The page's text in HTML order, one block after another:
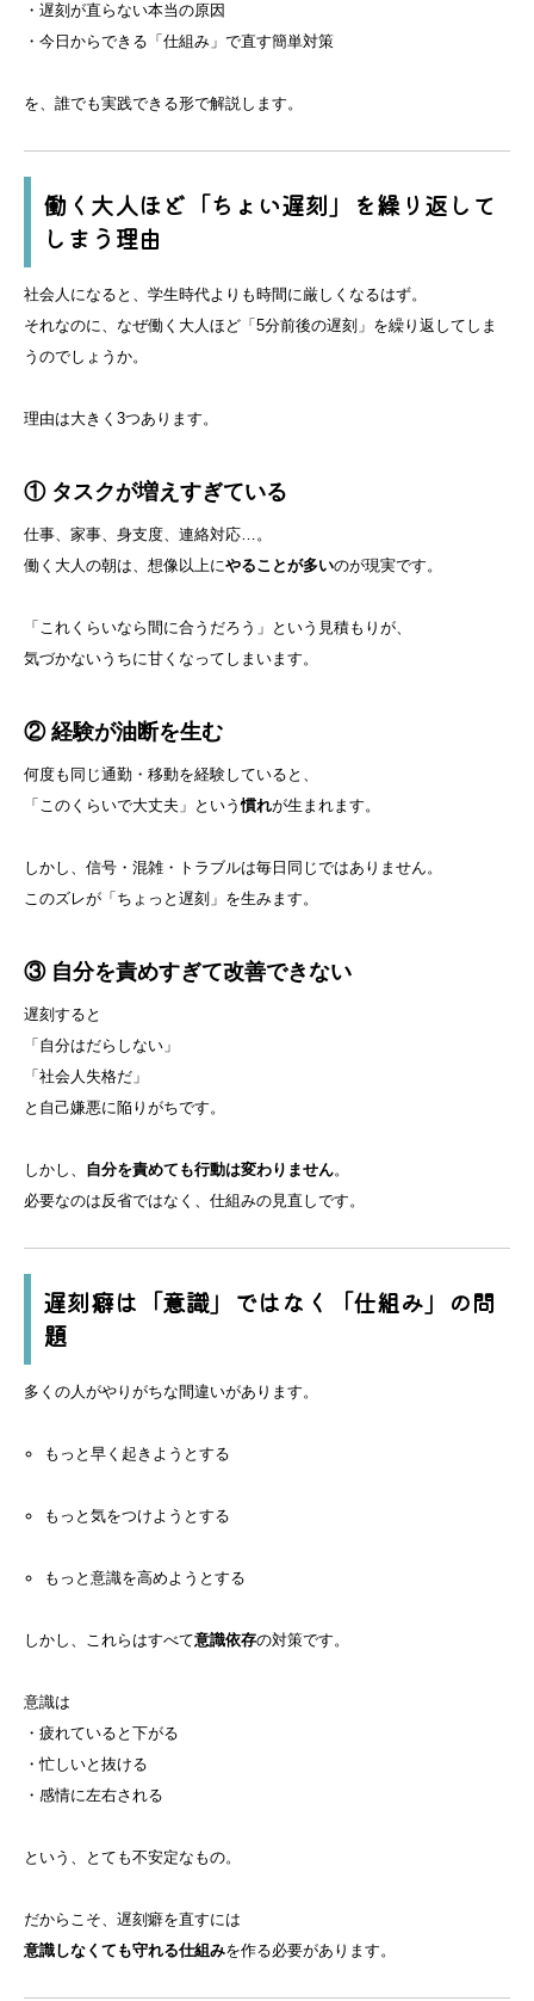
・遅刻が直らない本当の原因
・今日からできる「仕組み」で直す簡単対策
を、誰でも実践できる形で解説します。
働く大人ほど「ちょい遅刻」を繰り返して
しまう理由
社会人になると、学生時代よりも時間に厳しくなるはず。
それなのに、なぜ働く大人ほど「5分前後の遅刻」を繰り返してしま
うのでしょうか。
理由は大きく3つあります。
① タスクが増えすぎている
仕事、家事、身支度、連絡対応…。
働く大人の朝は、想像以上にやることが多いのが現実です。
「これくらいなら間に合うだろう」という見積もりが、
気づかないうちに甘くなってしまいます。
② 経験が油断を生む
何度も同じ通勤・移動を経験していると、
「このくらいで大丈夫」という慣れが生まれます。
しかし、信号・混雑・トラブルは毎日同じではありません。
このズレが「ちょっと遅刻」を生みます。
③ 自分を責めすぎて改善できない
遅刻すると
「自分はだらしない」
「社会人失格だ」
と自己嫌悪に陥りがちです。
しかし、 自分を責めても行動は変わりません。
必要なのは反省ではなく、仕組みの見直しです。
遅刻癖は「意識」ではなく「仕組み」の問
題
多くの人がやりがちな間違いがあります。
もっと早く起きようとする
もっと気をつけようとする
もっと意識を高めようとする
しかし、これらはすべて意識依存の対策です。
意識は
・疲れていると下がる
・忙しいと抜ける
・感情に左右される
という、とても不安定なもの。
だからこそ、遅刻癖を直すには
意識しなくても守れる仕組みを作る必要があります。